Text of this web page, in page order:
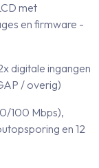
met
en firmware -
digitale ingangen
/ overig)
100 Mbps),
en 12